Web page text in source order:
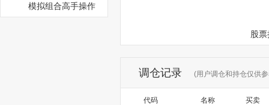
模拟组合高手操作
股
调仓记录 (用户调仓和持仓仅供
代码 名称 买卖